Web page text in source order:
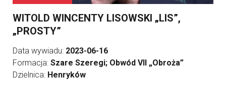
WITOLD WINCENTY LISOWSKI „LIS”,
„PROSTY”
Data wywiadu: 2023-06-16
Formacja: Szare Szeregi; Obwód VII „Obroża”
Dzielnica: Henryków